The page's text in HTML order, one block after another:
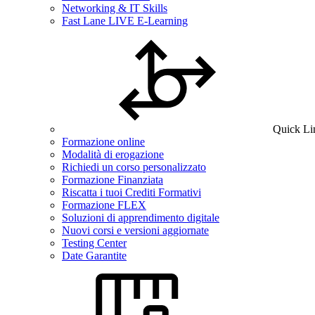
Networking & IT Skills
Fast Lane LIVE E-Learning
Quick
Formazione online
Modalità di erogazione
Richiedi un corso personalizzato
Formazione Finanziata
Riscatta i tuoi Crediti Formativi
Formazione FLEX
Soluzioni di apprendimento digitale
Nuovi corsi e versioni aggiornate
Testing Center
Date Garantite